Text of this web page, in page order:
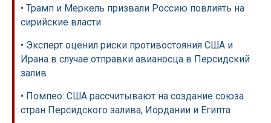
• Трамп и Меркель призвали Россию повлиять на
сирийские власти
• Эксперт оценил риски противостояния США и
Ирана в случае отправки авианосца в Персидский
залив
• Помпео: США рассчитывают на создание союза
стран Персидского залива, Иордании и Египта